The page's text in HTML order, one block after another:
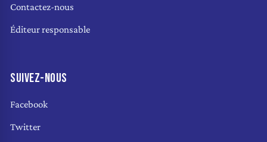
Contactez-nous
Éditeur responsable
SUIVEZ-NOUS
Facebook
Twitter